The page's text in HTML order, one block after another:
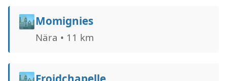
🏙️Momignies
Nära • 11 km